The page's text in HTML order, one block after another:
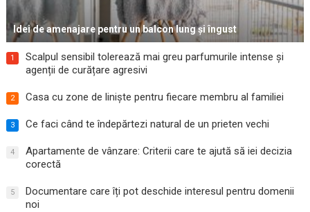
Idei de amenajare pentru un balcon lung și îngust
1
Scalpul sensibil tolerează mai greu parfumurile intense și
agenții de curățare agresivi
2 Casa cu zone de liniște pentru fiecare membru al familiei
3 Ce faci când te îndepărtezi natural de un prieten vechi
4
Apartamente de vânzare: Criterii care te ajută să iei decizia
corectă
5
Documentare care îți pot deschide interesul pentru domenii
noi